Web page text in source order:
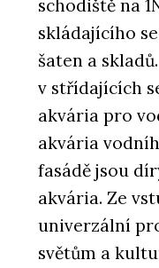
schodiště na
skládajícího
šaten a
v střídajících
akvária pro
akvária
fasádě jsou
akvária. Ze
univerzální
světům a